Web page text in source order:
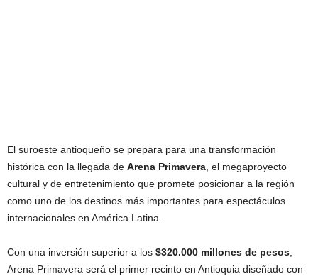
El suroeste antioqueño se prepara para una transformación
histórica con la llegada de Arena Primavera , el megaproyecto
cultural y de entretenimiento que promete posicionar a la región
como uno de los destinos más importantes para espectáculos
internacionales en América Latina.
Con una inversión superior a los $320.000 millones de pesos
Arena Primavera será el primer recinto en Antioquia diseñado con